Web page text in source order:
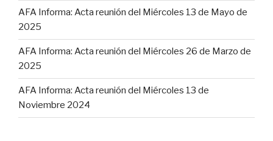
AFA Informa: Acta reunión del Miércoles 13 de Mayo de
2025
AFA Informa: Acta reunión del Miércoles 26 de Marzo de
2025
AFA Informa: Acta reunión del Miércoles 13 de
Noviembre 2024